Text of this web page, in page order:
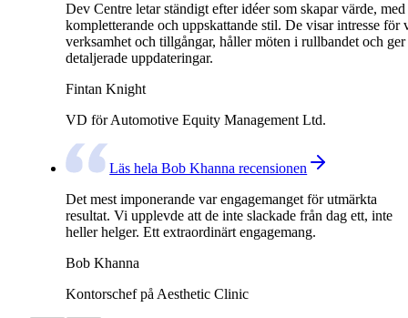
Dev Centre letar ständigt efter idéer som skapar värde, med
kompletterande och uppskattande stil. De visar intresse för
verksamhet och tillgångar, håller möten i rullbandet och ger
detaljerade uppdateringar.
Fintan Knight
VD för Automotive Equity Management Ltd.
Läs hela Bob Khanna recensionen
Det mest imponerande var engagemanget för utmärkta
resultat. Vi upplevde att de inte slackade från dag ett, inte
heller helger. Ett extraordinärt engagemang.
Bob Khanna
Kontorschef på Aesthetic Clinic